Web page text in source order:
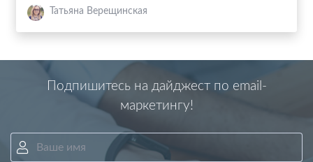
Татьяна Верещинская
Подпишитесь на дайджест по email-
маркетингу!